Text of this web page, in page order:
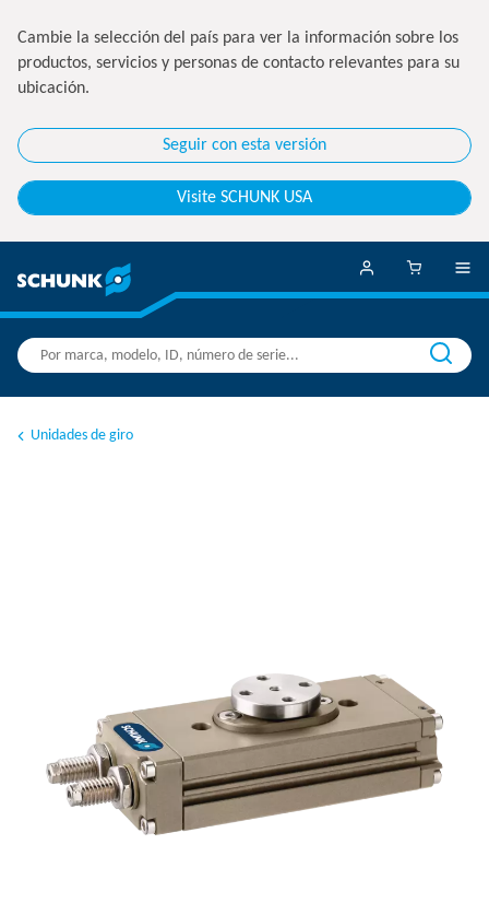
Cambie la selección del país para ver la información sobre los
productos, servicios y personas de contacto relevantes para su
ubicación.
Seguir con esta versión
Visite SCHUNK USA
Unidades de giro